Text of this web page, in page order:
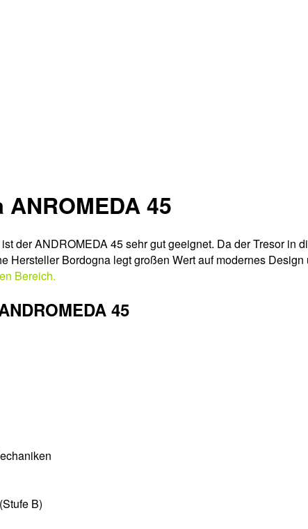
45
der ANDROMEDA 45 sehr gut geeignet. Da der Tresor in
Hersteller Bordogna legt großen Wert auf modernes
Bereich.
45
B)